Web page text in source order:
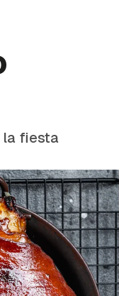
la fiesta